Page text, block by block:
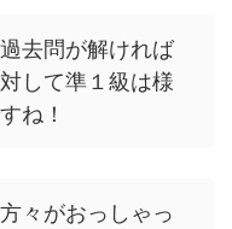
去問が解ければ
して準１級は様
ね！
々がおっしゃっ